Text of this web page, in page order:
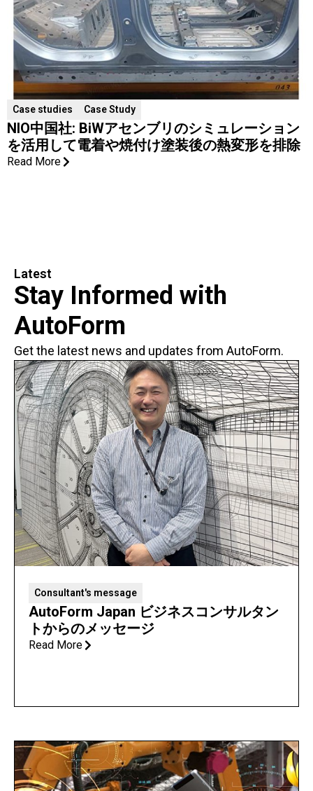
Case studies Case Study
NIO中国社: BiWアセンブリのシミュレーション
を活用して電着や焼付け塗装後の熱変形を排除
Read More
Latest
Stay Informed with
AutoForm
Get the latest news and updates from AutoForm.
Consultant's message
AutoForm Japan ビジネスコンサルタン
トからのメッセージ
Read More